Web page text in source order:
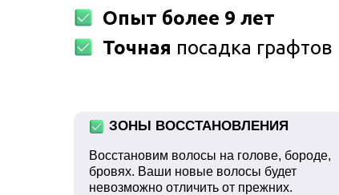
Опыт более 9 лет
Точная посадка графтов
Восстановим волосы на голове, бороде,
бровях. Ваши новые волосы будет
невозможно отличить от прежних.
ЗОНЫ ВОССТАНОВЛЕНИЯ